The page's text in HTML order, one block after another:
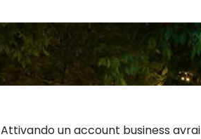
Attivando un account business avrai